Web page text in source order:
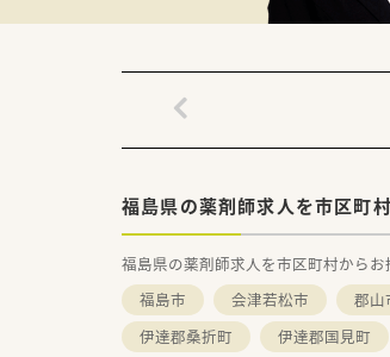
理由の1つです
★安心して働け
また、患者さま
地域・店舗ご
入社後もひと
こうした働き
福島県の薬剤師求人を市区町
福島県の薬剤師求人を市区町村からお
福島市
会津若松市 郡山
伊達郡桑折町
伊達郡国見町